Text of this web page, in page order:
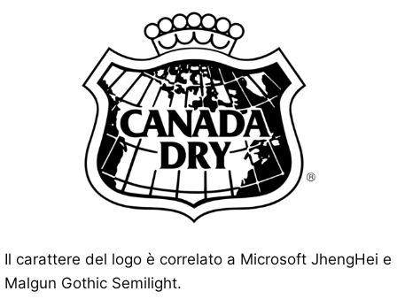
Il carattere del logo è correlato a Microsoft JhengHei e
Malgun Gothic Semilight.